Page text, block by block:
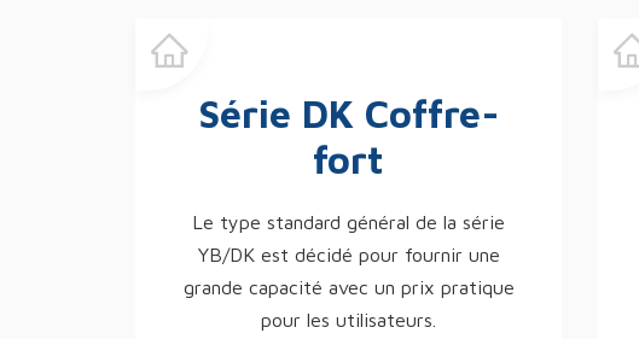
Série DK Coffre-
fort
Le type standard général de la série
YB/DK est décidé pour fournir une
grande capacité avec un prix pratique
pour les utilisateurs.